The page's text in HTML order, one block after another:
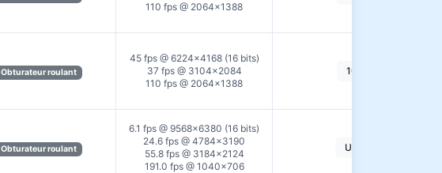
110 fps @ 2064×1388
Obturateur roulant
45 fps @ 6224×4168 (16 bits)
37 fps @ 3104×2084
110 fps @ 2064×1388
10GigE
Obturateur roulant
6.1 fps @ 9568×6380 (16 bits)
24.6 fps @ 4784×3190
55.8 fps @ 3184×2124
191.0 fps @ 1040×706
USB3.0